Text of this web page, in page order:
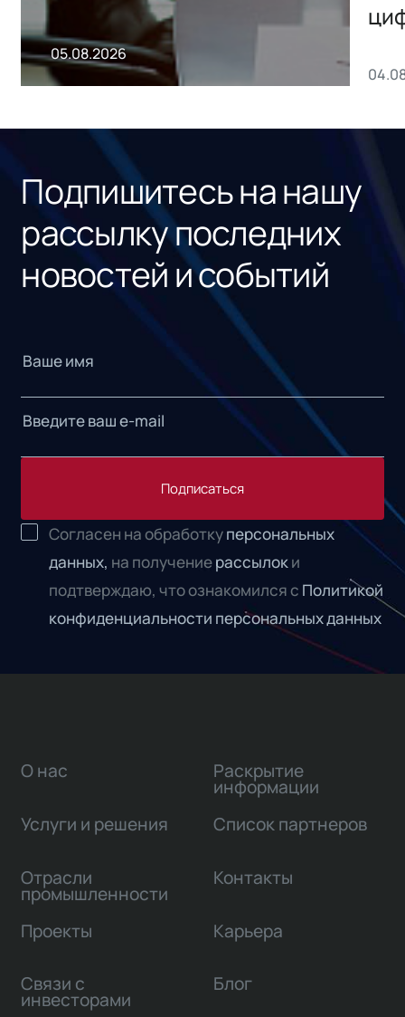
05.08.2026
Подпишитесь на нашу
рассылку последних
новостей и событий
Подписаться
Согласен на обработкуперсональных
данных, на получениерассылок и
подтверждаю, что ознакомился с Политикой
конфиденциальности персональных данных
О нас
Услуги и решения
Отрасли
промышленности
Проекты
Связи с
инвесторами
Раскрытие
информации
Список партнеров
Контакты
Карьера
Блог